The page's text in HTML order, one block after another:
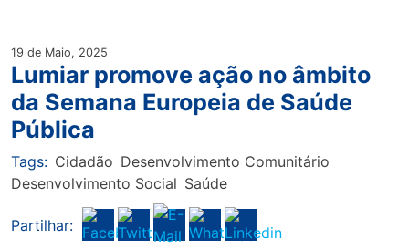
19 de Maio, 2025
Lumiar promove ação no âmbito
da Semana Europeia de Saúde
Pública
Tags: Cidadão Desenvolvimento Comunitário
Desenvolvimento Social Saúde
Partilhar: